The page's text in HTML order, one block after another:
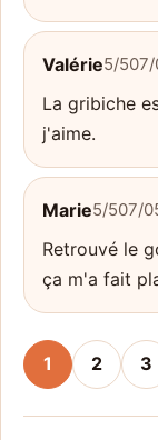
Valérie5/5
La gribiche
j'aime.
Marie5/507/
Retrouvé le
ça m'a fait
1 2 3